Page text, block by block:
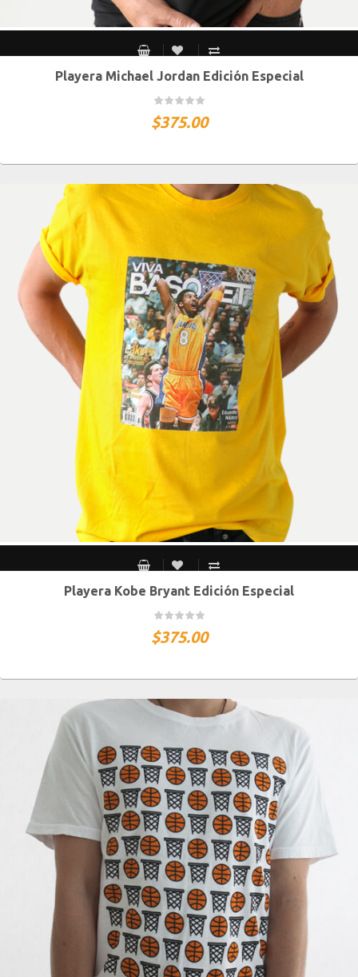
CH M G XG XXG
Playera Michael Jordan Edición Especial
$375.00
CH M G XG XXG
Playera Kobe Bryant Edición Especial
$375.00